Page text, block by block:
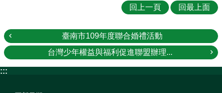
回上一頁 回最上面
臺南市109年度聯合婚禮活動
台灣少年權益與福利促進聯盟辦理...
:::